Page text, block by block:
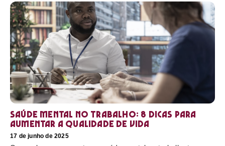
Saúde mental no trabalho: 8 dicas para
aumentar a qualidade de vida
17 de junho de 2025